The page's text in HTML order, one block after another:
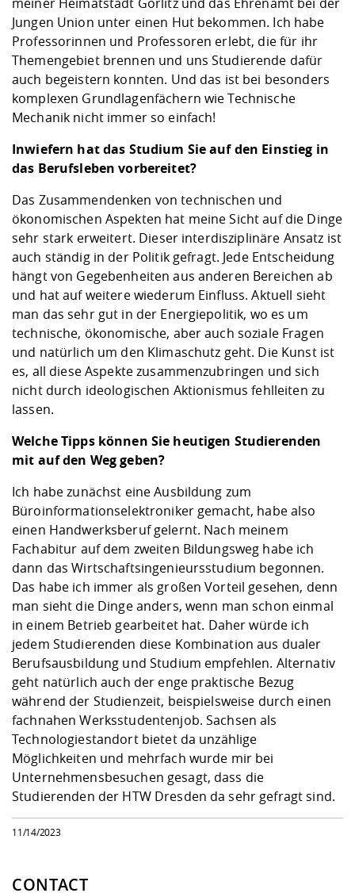
Jungen Union unter einen Hut bekommen. Ich habe
Professorinnen und Professoren erlebt, die für ihr
Themengebiet brennen und uns Studierende dafür
auch begeistern konnten. Und das ist bei besonders
komplexen Grundlagenfächern wie Technische
Mechanik nicht immer so einfach!
Inwiefern hat das Studium Sie auf den Einstieg in
das Berufsleben vorbereitet?
Das Zusammendenken von technischen und
ökonomischen Aspekten hat meine Sicht auf die Dinge
sehr stark erweitert. Dieser interdisziplinäre Ansatz ist
auch ständig in der Politik gefragt. Jede Entscheidung
hängt von Gegebenheiten aus anderen Bereichen ab
und hat auf weitere wiederum Einfluss. Aktuell sieht
man das sehr gut in der Energiepolitik, wo es um
technische, ökonomische, aber auch soziale Fragen
und natürlich um den Klimaschutz geht. Die Kunst ist
es, all diese Aspekte zusammenzubringen und sich
nicht durch ideologischen Aktionismus fehlleiten zu
lassen.
Welche Tipps können Sie heutigen Studierenden
mit auf den Weg geben?
Ich habe zunächst eine Ausbildung zum
Büroinformationselektroniker gemacht, habe also
einen Handwerksberuf gelernt. Nach meinem
Fachabitur auf dem zweiten Bildungsweg habe ich
dann das Wirtschaftsingenieursstudium begonnen.
Das habe ich immer als großen Vorteil gesehen, denn
man sieht die Dinge anders, wenn man schon einmal
in einem Betrieb gearbeitet hat. Daher würde ich
jedem Studierenden diese Kombination aus dualer
Berufsausbildung und Studium empfehlen. Alternativ
geht natürlich auch der enge praktische Bezug
während der Studienzeit, beispielsweise durch einen
fachnahen Werksstudentenjob. Sachsen als
Technologiestandort bietet da unzählige
Möglichkeiten und mehrfach wurde mir bei
Unternehmensbesuchen gesagt, dass die
Studierenden der HTW Dresden da sehr gefragt sind.
11/14/2023
CONTACT